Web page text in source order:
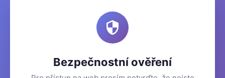
Bezpečnostní ověření